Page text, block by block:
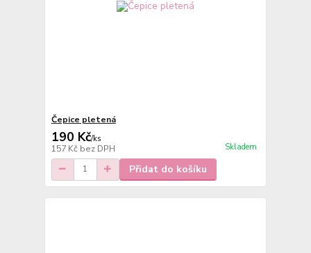
Čepice pletená
190 Kč/ks
157 Kč bez DPH Skladem
Přidat do košíku